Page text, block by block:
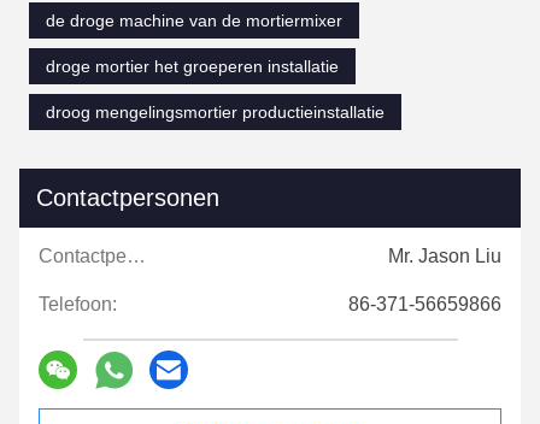
de droge machine van de mortiermixer
droge mortier het groeperen installatie
droog mengelingsmortier productieinstallatie
Contactpersonen
Contactpersonen: Mr. Jason Liu
Telefoon: 86-371-56659866